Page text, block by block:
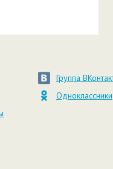
Группа
Одноклассники